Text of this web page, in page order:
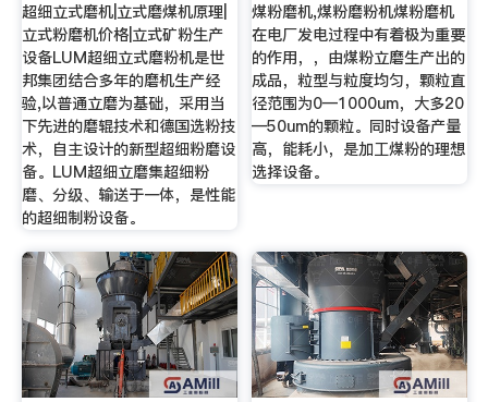
超细立式磨机|立式磨煤机原理|
立式粉磨机价格|立式矿粉生产
设备LUM超细立式磨粉机是世
邦集团结合多年的磨机生产经
验,以普通立磨为基础，采用当
下先进的磨辊技术和德国选粉技
术，自主设计的新型超细粉磨设
备。LUM超细立磨集超细粉
磨、分级、输送于一体，是性能
的超细制粉设备。
煤粉磨机,煤粉磨粉机煤粉磨机
在电厂发电过程中有着极为重要
的作用，，由煤粉立磨生产出的
成品，粒型与粒度均匀，颗粒直
径范围为0—1000um，大多20
—50um的颗粒。同时设备产量
高，能耗小，是加工煤粉的理想
选择设备。